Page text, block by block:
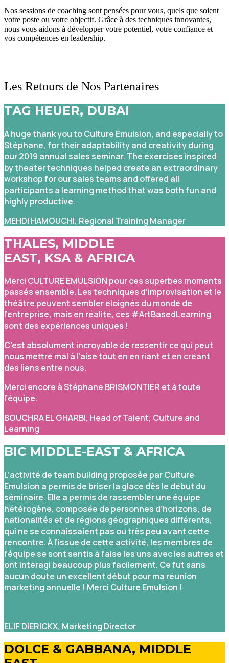
Nos sessions de coaching sont pensées pour vous, quels que soient
votre poste ou votre objectif. Grâce à des techniques innovantes,
nous vous aidons à développer votre potentiel, votre confiance et
vos compétences en leadership.
Les Retours de Nos Partenaires
TAG HEUER, DUBAI
A huge thank you to Culture Emulsion, and especially to
Stéphane, for their adaptability and creativity during
our 2019 annual sales seminar. The exercises inspired
by theater techniques helped create an extraordinary
workshop for our sales teams and offered all
participants a learning method that was both fun and
highly productive.
MEHDI HAMOUCHI, Regional Training Manager
THALES, MIDDLE
EAST, KSA & AFRICA
Merci CULTURE EMULSION pour ces superbes moments
passés ensemble. Les techniques d’improvisation et le
théâtre peuvent sembler éloignés du monde de
l’entreprise, mais en réalité, ces #ArtBasedLearning
sont des expériences uniques !
C’est absolument incroyable de ressentir ce qui peut
nous mettre mal à l’aise tout en en riant et en créant
des liens entre nous.
Merci encore à Stéphane BRISMONTIER et à toute
l’équipe.
BOUCHRA EL GHARBI, Head of Talent, Culture and
Learning
BIC MIDDLE-EAST & AFRICA
L’activité de team building proposée par Culture
Emulsion a permis de briser la glace dès le début du
séminaire. Elle a permis de rassembler une équipe
hétérogène, composée de personnes d’horizons, de
nationalités et de régions géographiques différents,
qui ne se connaissaient pas ou très peu avant cette
rencontre. À l’issue de cette activité, les membres de
l’équipe se sont sentis à l’aise les uns avec les autres et
ont interagi beaucoup plus facilement. Ce fut sans
aucun doute un excellent début pour ma réunion
marketing annuelle ! Merci Culture Emulsion !
ELIF DIERICKX, Marketing Director
DOLCE & GABBANA, MIDDLE